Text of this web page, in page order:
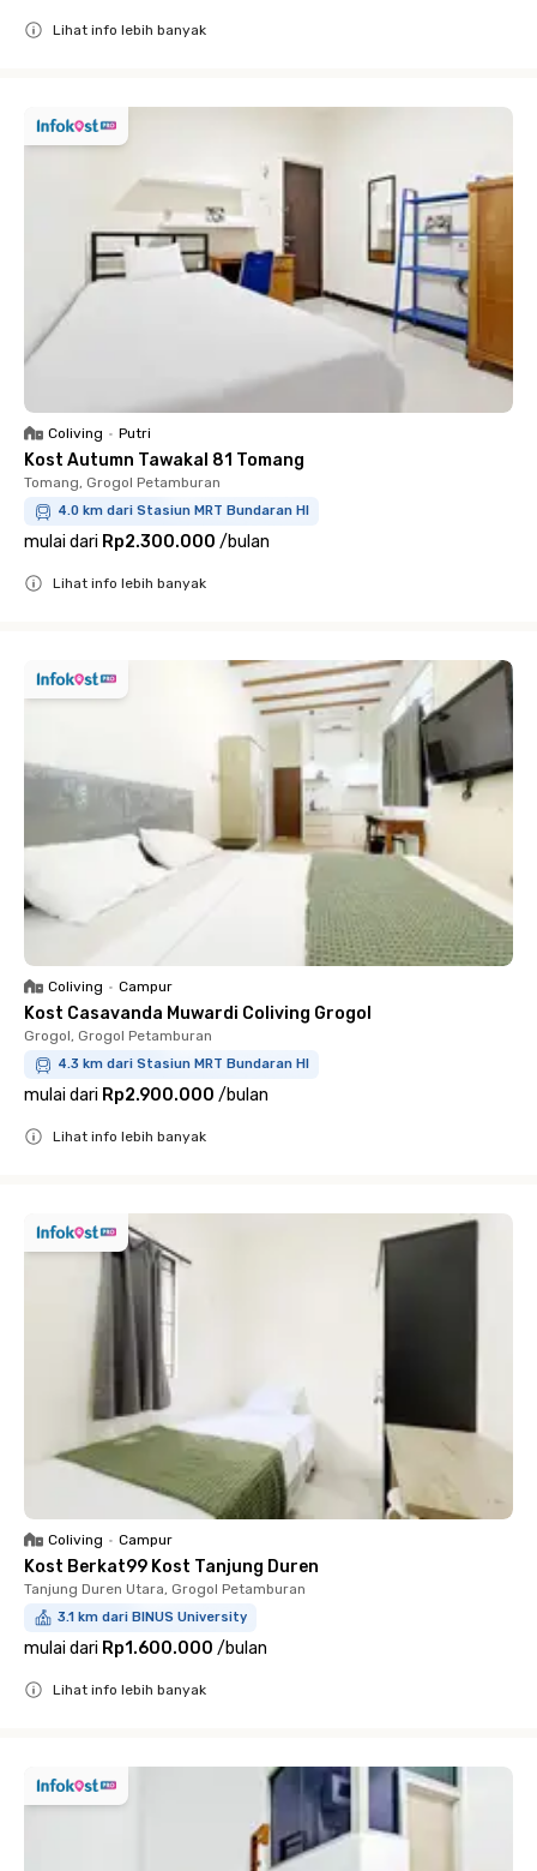
Lihat info lebih banyak
Coliving • Putri
Kost Autumn Tawakal 81 Tomang
Tomang, Grogol Petamburan
4.0 km dari Stasiun MRT Bundaran HI
mulai dari Rp2.300.000 /bulan
Lihat info lebih banyak
Coliving • Campur
Kost Casavanda Muwardi Coliving Grogol
Grogol, Grogol Petamburan
4.3 km dari Stasiun MRT Bundaran HI
mulai dari Rp2.900.000 /bulan
Lihat info lebih banyak
Coliving • Campur
Kost Berkat99 Kost Tanjung Duren
Tanjung Duren Utara, Grogol Petamburan
3.1 km dari BINUS University
mulai dari Rp1.600.000 /bulan
Lihat info lebih banyak